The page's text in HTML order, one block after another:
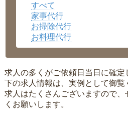
沖縄県
すべて
家事代行
お掃除代行
お料理代行
求人の多くがご依頼日当日に確定
下の求人情報は、実例として御覧
求人はたくさんございますので、
くお願いします。